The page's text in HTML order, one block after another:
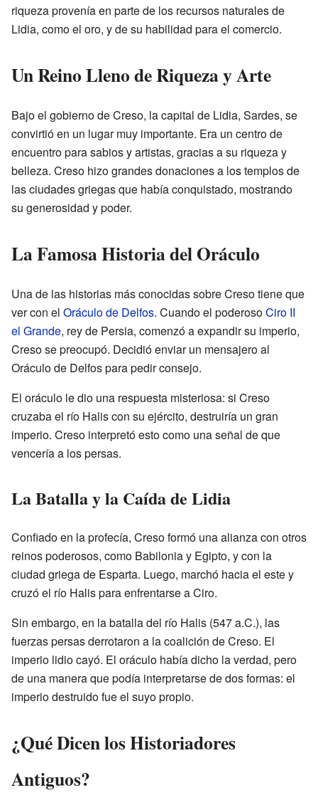
riqueza provenía en parte de los recursos naturales de
Lidia, como el oro, y de su habilidad para el comercio.
Un Reino Lleno de Riqueza y Arte
Bajo el gobierno de Creso, la capital de Lidia, Sardes, se
convirtió en un lugar muy importante. Era un centro de
encuentro para sabios y artistas, gracias a su riqueza y
belleza. Creso hizo grandes donaciones a los templos de
las ciudades griegas que había conquistado, mostrando
su generosidad y poder.
La Famosa Historia del Oráculo
Una de las historias más conocidas sobre Creso tiene que
ver con el Oráculo de Delfos. Cuando el poderosoCiro II
el Grande, rey de Persia, comenzó a expandir su imperio,
Creso se preocupó. Decidió enviar un mensajero al
Oráculo de Delfos para pedir consejo.
El oráculo le dio una respuesta misteriosa: si Creso
cruzaba el río Halis con su ejército, destruiría un gran
imperio. Creso interpretó esto como una señal de que
vencería a los persas.
La Batalla y la Caída de Lidia
Confiado en la profecía, Creso formó una alianza con otros
reinos poderosos, como Babilonia y Egipto, y con la
ciudad griega de Esparta. Luego, marchó hacia el este y
cruzó el río Halis para enfrentarse a Ciro.
Sin embargo, en la batalla del río Halis (547 a.C.), las
fuerzas persas derrotaron a la coalición de Creso. El
imperio lidio cayó. El oráculo había dicho la verdad, pero
de una manera que podía interpretarse de dos formas: el
imperio destruido fue el suyo propio.
¿Qué Dicen los Historiadores
Antiguos?